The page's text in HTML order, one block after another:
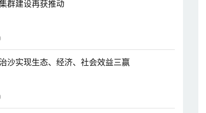
群建设再获推动
沙实现生态、经济、社会效益三赢